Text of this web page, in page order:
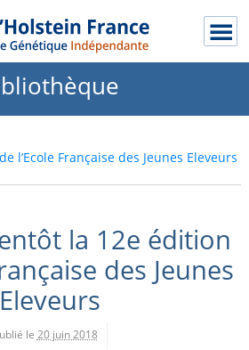
l’Ecole Française des Jeunes Eleveurs
la 12e édition
des Jeunes
Eleveurs
le 20 juin 2018